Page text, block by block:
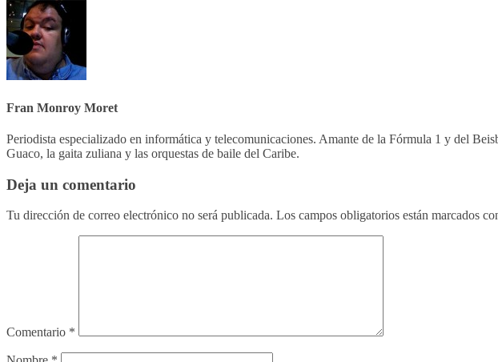
Fran Monroy Moret
Periodista especializado en informática y telecomunicaciones. Amante de la Fórmula 1 y del
Guaco, la gaita zuliana y las orquestas de baile del Caribe.
Deja un comentario
Tu dirección de correo electrónico no será publicada. Los campos obligatorios están marcados
Comentario *